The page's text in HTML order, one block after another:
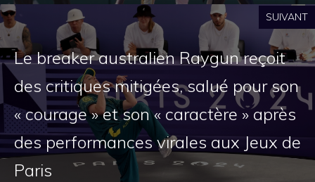
SUIVANT
Le breaker australien Raygun reçoit
des critiques mitigées, salué pour son
« courage » et son « caractère » après
des performances virales aux Jeux de
Paris